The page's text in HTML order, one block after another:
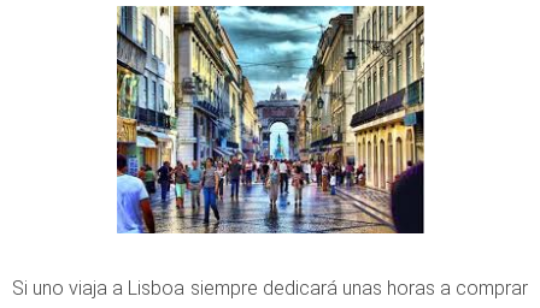
Si uno viaja a Lisboa siempre dedicará unas horas a comprar